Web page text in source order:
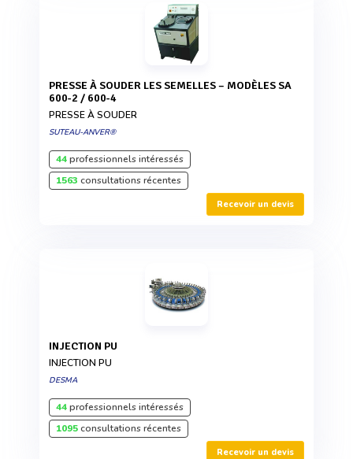
PRESSE À SOUDER LES SEMELLES – MODÈLES SA
600-2 / 600-4
PRESSE À SOUDER
SUTEAU-ANVER®
44professionnels intéressés
1563 consultations récentes
Recevoir un devis
INJECTION PU
INJECTION PU
DESMA
44professionnels intéressés
1095consultations récentes
Recevoir un devis